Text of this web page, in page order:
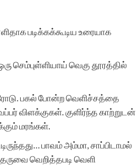
படிக்கக்கூடிய உரையாக
செம்புள்ளியாய் வெகு தூரத்தில்
பகல் போன்ற வெளிச்சத்தை
விளக்குகள். குளிர்ந்த காற்றுடன்
மரங்கள்.
பாவம் அம்மா, சாப்பிடாமல்
வெறித்தபடி வெளி